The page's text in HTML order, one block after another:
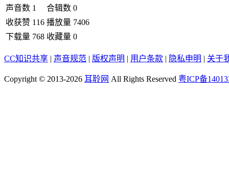
声音数 1 合辑数 0
收获赞 116 播放量 7406
下载量 768 收藏量 0
CC知识共享 | 声音规范 | 版权声明 | 用户条款 | 隐私申明 | 关于
Copyright © 2013-2026 耳聆网 All Rights Reserved 粤ICP备